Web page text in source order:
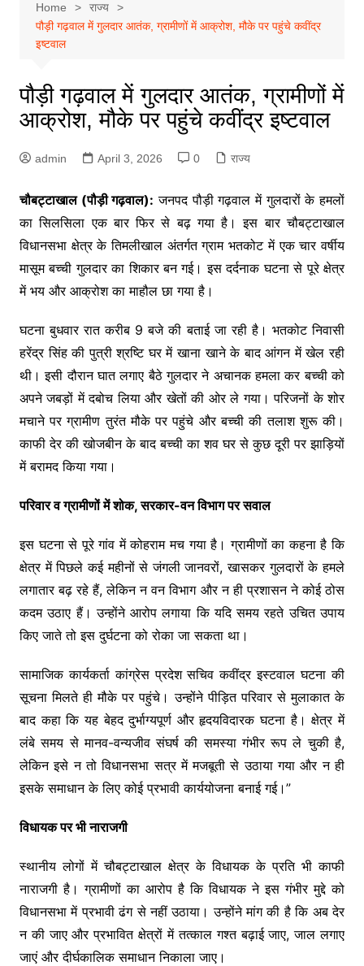
Home
राज्य
पौड़ी गढ़वाल में गुलदार आतंक, ग्रामीणों में आक्रोश, मौके पर पहुंचे कवींद्र
इष्टवाल
पौड़ी गढ़वाल में गुलदार आतंक, ग्रामीणों में
आक्रोश, मौके पर पहुंचे कवींद्र इष्टवाल
admin April 3, 2026 0 राज्य
चौबट्टाखाल (पौड़ी गढ़वाल): जनपद पौड़ी गढ़वाल में गुलदारों के हमलों
का सिलसिला एक बार फिर से बढ़ गया है। इस बार चौबट्टाखाल
विधानसभा क्षेत्र के तिमलीखाल अंतर्गत ग्राम भतकोट में एक चार वर्षीय
मासूम बच्ची गुलदार का शिकार बन गई। इस दर्दनाक घटना से पूरे क्षेत्र
में भय और आक्रोश का माहौल छा गया है।
घटना बुधवार रात करीब 9 बजे की बताई जा रही है। भतकोट निवासी
हरेंद्र सिंह की पुत्री श्रष्टि घर में खाना खाने के बाद आंगन में खेल रही
थी। इसी दौरान घात लगाए बैठे गुलदार ने अचानक हमला कर बच्ची को
अपने जबड़ों में दबोच लिया और खेतों की ओर ले गया। परिजनों के शोर
मचाने पर ग्रामीण तुरंत मौके पर पहुंचे और बच्ची की तलाश शुरू की।
काफी देर की खोजबीन के बाद बच्ची का शव घर से कुछ दूरी पर झाड़ियों
में बरामद किया गया।
परिवार व ग्रामीणों में शोक, सरकार-वन विभाग पर सवाल
इस घटना से पूरे गांव में कोहराम मच गया है। ग्रामीणों का कहना है कि
क्षेत्र में पिछले कई महीनों से जंगली जानवरों, खासकर गुलदारों के हमले
लगातार बढ़ रहे हैं, लेकिन न वन विभाग और न ही प्रशासन ने कोई ठोस
कदम उठाए हैं। उन्होंने आरोप लगाया कि यदि समय रहते उचित उपाय
किए जाते तो इस दुर्घटना को रोका जा सकता था।
सामाजिक कार्यकर्ता कांग्रेस प्रदेश सचिव कवींद्र इस्टवाल घटना की
सूचना मिलते ही मौके पर पहुंचे। उन्होंने पीड़ित परिवार से मुलाकात के
बाद कहा कि यह बेहद दुर्भाग्यपूर्ण और हृदयविदारक घटना है। क्षेत्र में
लंबे समय से मानव-वन्यजीव संघर्ष की समस्या गंभीर रूप ले चुकी है,
लेकिन इसे न तो विधानसभा सत्र में मजबूती से उठाया गया और न ही
इसके समाधान के लिए कोई प्रभावी कार्ययोजना बनाई गई।”
विधायक पर भी नाराजगी
स्थानीय लोगों में चौबट्टाखाल क्षेत्र के विधायक के प्रति भी काफी
नाराजगी है। ग्रामीणों का आरोप है कि विधायक ने इस गंभीर मुद्दे को
विधानसभा में प्रभावी ढंग से नहीं उठाया। उन्होंने मांग की है कि अब देर
न की जाए और प्रभावित क्षेत्रों में तत्काल गश्त बढ़ाई जाए, जाल लगाए
जाएं और दीर्घकालिक समाधान निकाला जाए।